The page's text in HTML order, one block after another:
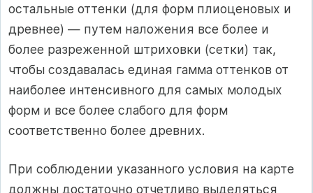
остальные оттенки (для форм плиоценовых и
древнее) — путем наложения все более и
более разреженной штриховки (сетки) так,
чтобы создавалась единая гамма оттенков от
наиболее интенсивного для самых молодых
форм и все более слабого для форм
соответственно более древних.
При соблюдении указанного условия на карте
должны достаточно отчетливо выделяться